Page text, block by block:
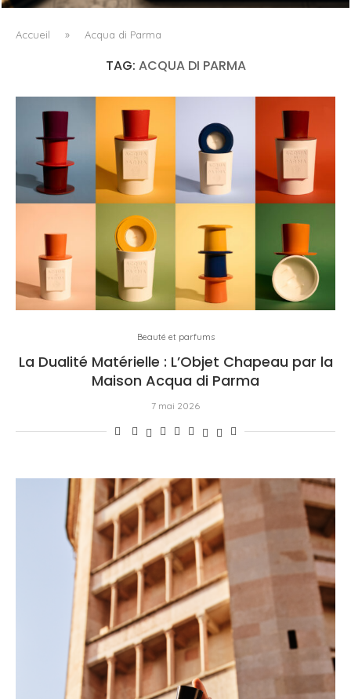
Accueil » Acqua di Parma
TAG: ACQUA DI PARMA
Beauté et parfums
La Dualité Matérielle : L’Objet Chapeau par la
Maison Acqua di Parma
7 mai 2026